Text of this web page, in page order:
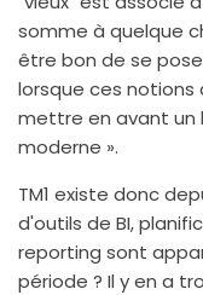
somme à quelque
être bon de se
lorsque ces
mettre en avant un
moderne ».
TM1 existe donc
d'outils de BI,
reporting sont
période ? Il y en a